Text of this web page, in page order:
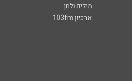
מילים ולחן
ארכיון 103fm